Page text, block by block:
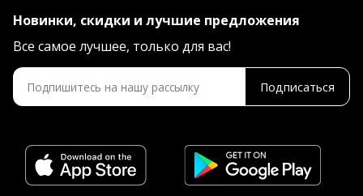
Новинки, скидки и лучшие предложения
Все самое лучшее, только для вас!
Подписаться